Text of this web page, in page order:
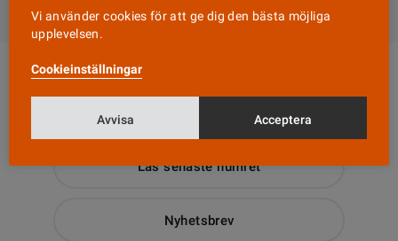
Läs senaste numret
Nyhetsbrev
Vi använder cookies för att ge dig den bästa möjliga
upplevelsen.
Cookieinställningar
Avvisa Acceptera